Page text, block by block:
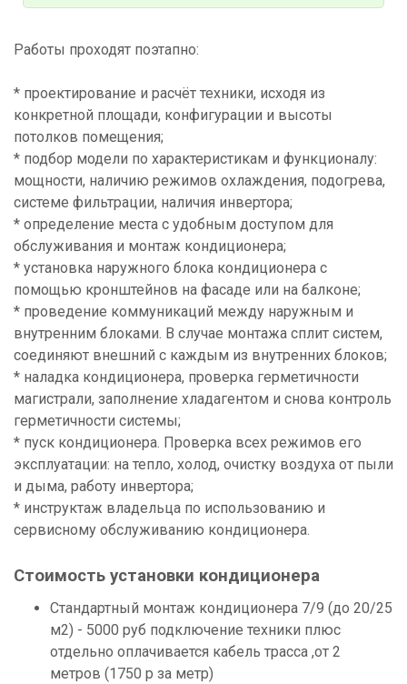
Работы проходят поэтапно:
* проектирование и расчёт техники, исходя из
конкретной площади, конфигурации и высоты
потолков помещения;
* подбор модели по характеристикам и функционалу:
мощности, наличию режимов охлаждения, подогрева,
системе фильтрации, наличия инвертора;
* определение места с удобным доступом для
обслуживания и монтаж кондиционера;
* установка наружного блока кондиционера с
помощью кронштейнов на фасаде или на балконе;
* проведение коммуникаций между наружным и
внутренним блоками. В случае монтажа сплит систем,
соединяют внешний с каждым из внутренних блоков;
* наладка кондиционера, проверка герметичности
магистрали, заполнение хладагентом и снова контроль
герметичности системы;
* пуск кондиционера. Проверка всех режимов его
эксплуатации: на тепло, холод, очистку воздуха от пыли
и дыма, работу инвертора;
* инструктаж владельца по использованию и
сервисному обслуживанию кондиционера.
Стоимость установки кондиционера
Стандартный монтаж кондиционера 7/9 (до 20/25
м2) - 5000 руб подключение техники плюс
отдельно оплачивается кабель трасса ,от 2
метров (1750 р за метр)